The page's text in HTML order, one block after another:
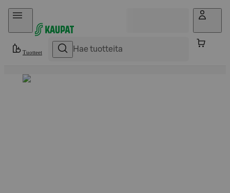
Hyppää sisältöön
Tuotteet